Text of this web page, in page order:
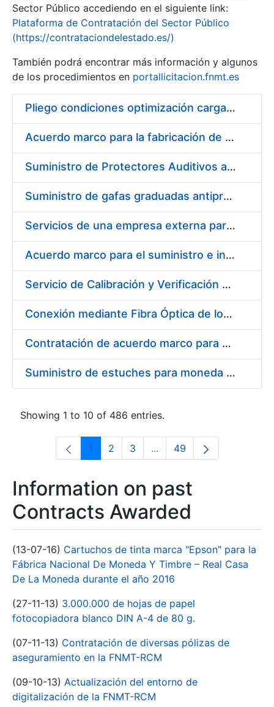
Show/Hide
Sector Público accediendo en el siguiente link:
Plataforma de Contratación del Sector Público
(https://contrataciondelestado.es/)
También podrá encontrar más información y algunos
de los procedimientos en portallicitacion.fnmt.es
Pliego condiciones optimización cargas compras firmado
Acuerdo marco para la fabricación de piezas
Suministro de Protectores Auditivos a medida para las personas trabajadoras de los Centros de Trabajo de Madrid y Burgos
Suministro de gafas graduadas antiproyecciones para los trabajadores de la FNMT-RCM en los centros de trabajo de Madrid y Burgos
Servicios de una empresa externa para el asesoramiento y resolución de los recursos de alzada que se presentan relacionados con procesos de selección para la FNMT-RCM
Acuerdo marco para el suministro e instalación de persianas, estores y otros complementos
Servicio de Calibración y Verificación Externa de los Equipos de Medición del Servicio de Prevención de la FNMT-RCM
Conexión mediante Fibra Óptica de los Centros de Proceso de Datos (CPDs) de las sedes de la FNMT-RCM de Burgos y Madrid
Contratación de acuerdo marco para el Suministro de Material de Electricidad para la Fábrica Nacional de Moneda y Timbre-Real Casa de la Moneda en su centro de trabajo de Burgos
Suministro de estuches para moneda de 30 €
Showing 1 to 10 of 486 entries.
Page
1 Page
2 Page
3 ...Intermediate Pages Use
Page
49
Information on past
Contracts Awarded
(13-07-16) Cartuchos de tinta marca "Epson" para la
Fábrica Nacional De Moneda Y Timbre – Real Casa
De La Moneda durante el año 2016
(27-11-13) 3.000.000 de hojas de papel
fotocopiadora blanco DIN A-4 de 80 g.
(07-11-13) Contratación de diversas pólizas de
aseguramiento en la FNMT-RCM
(09-10-13) Actualización del entorno de
digitalización de la FNMT-RCM